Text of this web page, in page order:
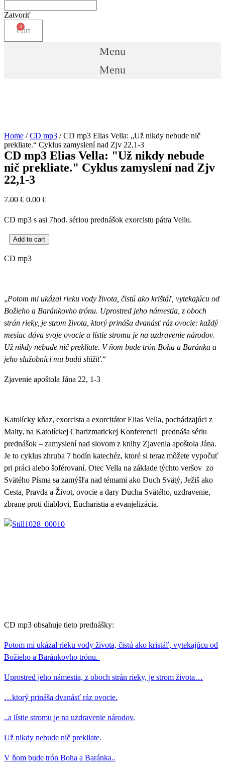
Zatvoriť
Cart
Menu
Menu
Home /CD mp3 / CD mp3 Elias Vella: „Už nikdy nebude nič
prekliate.“ Cyklus zamyslení nad Zjv 22,1-3
CD mp3 Elias Vella: "Už nikdy nebude
nič prekliate." Cyklus zamyslení nad Zjv
22,1-3
7.00€ 0.00 €
CD mp3 s asi 7hod. sériou prednášok exorcistu pátra Vellu.
Add to cart
CD mp3
„Potom mi ukázal rieku vody života, čistú ako krištáľ, vytekajúcu od
Božieho a Baránkovho trónu. Uprostred jeho námestia, z oboch
strán rieky, je strom života, ktorý prináša dvanásť ráz ovocie: každý
mesiac dáva svoje ovocie a lístie stromu je na uzdravenie národov.
Už nikdy nebude nič prekliate. V ňom bude trón Boha a Baránka a
jeho služobníci mu budú slúžiť.“
Zjavenie apoštola Jána 22, 1-3
Katolícky kňaz, exorcista a exorcitátor Elias Vella, pochádzajúci z
Malty, na Katolíckej Charizmatickej Konferencii prednáša sériu
prednášok – zamyslení nad slovom z knihy Zjavenia apoštola Jána.
Je to cyklus zhruba 7 hodín katechéz, ktoré si teraz môžete vypočuť
pri práci alebo šoférovaní. Otec Vella na základe týchto veršov zo
Svätého Písma sa zamýšľa nad témami ako Duch Svätý, Ježiš ako
Cesta, Pravda a Život, ovocie a dary Ducha Svätého, uzdravenie,
zbrane proti diablovi, Eucharistia a evanjelizácia.
CD mp3 obsahuje tieto prednášky:
Potom mi ukázal rieku vody života, čistú ako kristáľ, vytekajúcu od
Božieho a Baránkovho trónu.
Uprostred jeho námestia, z oboch strán rieky, je strom života…
…ktorý prináša dvanásť ráz ovocie.
..a lístie stromu je na uzdravenie národov.
Už nikdy nebude nič prekliate.
V ňom bude trón Boha a Baránka..